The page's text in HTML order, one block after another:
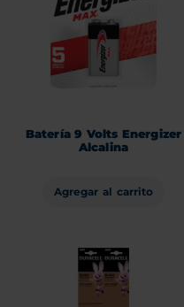
Batería 9 Volts Energizer
Alcalina
Agregar al carrito